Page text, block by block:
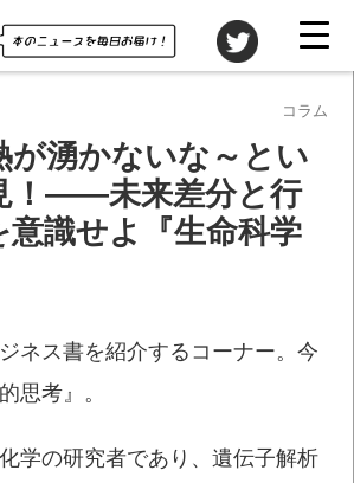
が湧かないな～とい
！――未来差分と行
意識せよ『生命科学
ネス書を紹介するコーナー。今
思考』。
学の研究者であり、遺伝子解析
コラム